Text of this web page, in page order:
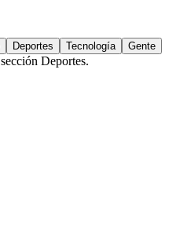
Deportes Tecnología Gente
Deportes.